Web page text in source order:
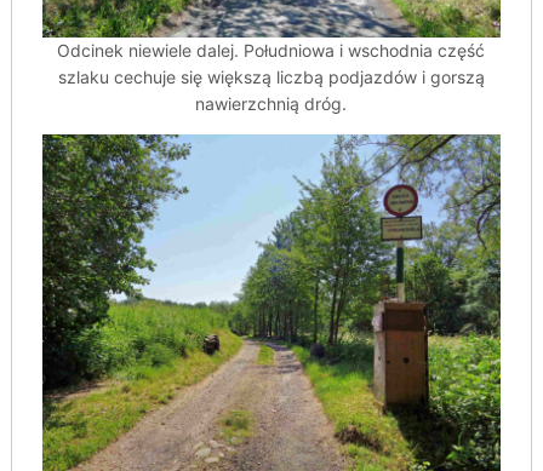
Odcinek niewiele dalej. Południowa i wschodnia część
szlaku cechuje się większą liczbą podjazdów i gorszą
nawierzchnią dróg.